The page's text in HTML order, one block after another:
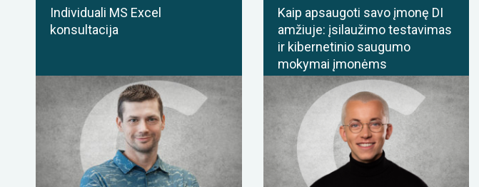
Individuali MS Excel
konsultacija
Kaip apsaugoti savo įmonę DI
amžiuje: įsilaužimo testavimas
ir kibernetinio saugumo
mokymai įmonėms